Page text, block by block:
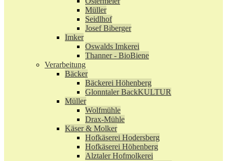
Müller
Seidlhof
Josef Biberger
Imker
Oswalds Imkerei
Thanner - BioBiene
Verarbeitung
Bäcker
Bäckerei Höhenberg
Glonntaler BackKULTUR
Müller
Wolfmühle
Drax-Mühle
Käser & Molker
Hofkäserei Hodersberg
Hofkäserei Höhenberg
Alztaler Hofmolkerei